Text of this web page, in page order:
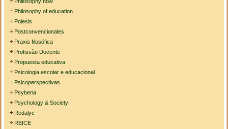
Philosophy of education
Poiesis
Postconvencionales
Praxis filosófica
Profissão Docente
Propuesta educativa
Psicologia escolar e educacional
Psicoperspectivas
Psyberia
Psychology & Society
Redalyc
REICE